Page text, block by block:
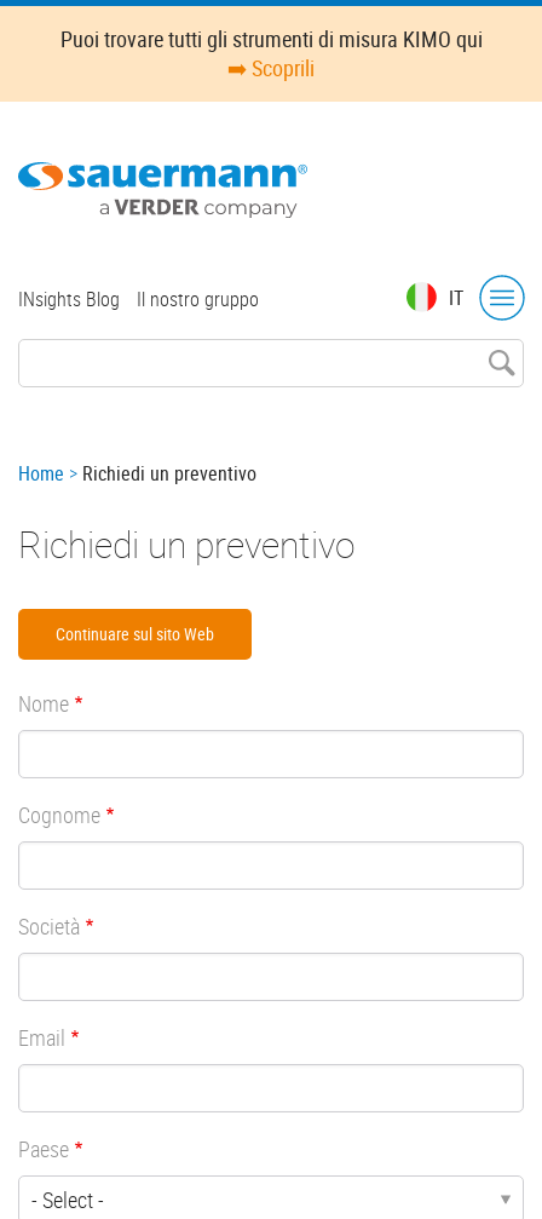
Skip
content
Puoi trovare tutti gli strumenti di misura KIMO qui
➡️ Scoprili
IT
Top
INsights Blog Il nostro gruppo
Breadcrumb
Home Richiedi un preventivo
Richiedi un preventivo
Continuare sul sito Web
Nome
Cognome
Società
Email
Paese